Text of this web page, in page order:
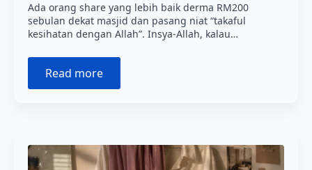
Ada orang share yang lebih baik derma RM200
sebulan dekat masjid dan pasang niat “takaful
kesihatan dengan Allah”. Insya-Allah, kalau…
Read more